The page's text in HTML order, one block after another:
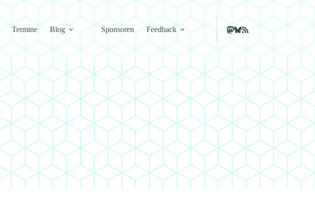
Termine Blog Sponsoren Feedback